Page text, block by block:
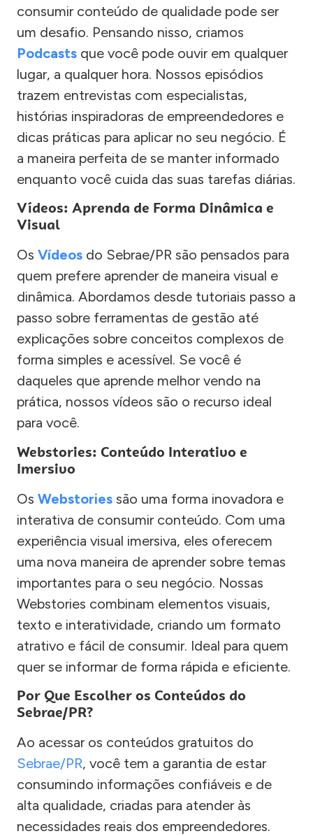
consumir conteúdo de qualidade pode ser
um desafio. Pensando nisso, criamos
Podcasts que você pode ouvir em qualquer
lugar, a qualquer hora. Nossos episódios
trazem entrevistas com especialistas,
histórias inspiradoras de empreendedores e
dicas práticas para aplicar no seu negócio. É
a maneira perfeita de se manter informado
enquanto você cuida das suas tarefas diárias.
Vídeos: Aprenda de Forma Dinâmica e
Visual
Os Vídeos do Sebrae/PR são pensados para
quem prefere aprender de maneira visual e
dinâmica. Abordamos desde tutoriais passo a
passo sobre ferramentas de gestão até
explicações sobre conceitos complexos de
forma simples e acessível. Se você é
daqueles que aprende melhor vendo na
prática, nossos vídeos são o recurso ideal
para você.
Webstories: Conteúdo Interativo e
Imersivo
Os Webstories são uma forma inovadora e
interativa de consumir conteúdo. Com uma
experiência visual imersiva, eles oferecem
uma nova maneira de aprender sobre temas
importantes para o seu negócio. Nossas
Webstories combinam elementos visuais,
texto e interatividade, criando um formato
atrativo e fácil de consumir. Ideal para quem
quer se informar de forma rápida e eficiente.
Por Que Escolher os Conteúdos do
Sebrae/PR?
Ao acessar os conteúdos gratuitos do
Sebrae/PR, você tem a garantia de estar
consumindo informações confiáveis e de
alta qualidade, criadas para atender às
necessidades reais dos empreendedores.